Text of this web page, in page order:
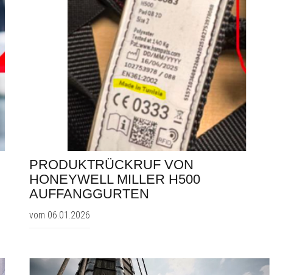
PRODUKTRÜCKRUF VON
HONEYWELL MILLER H500
AUFFANGGURTEN
vom 06.01.2026